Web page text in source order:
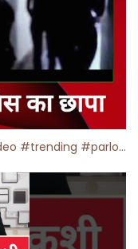
मसाज पार्लर पर पुलिस का छापा ! #viralvideo #trending #parlour